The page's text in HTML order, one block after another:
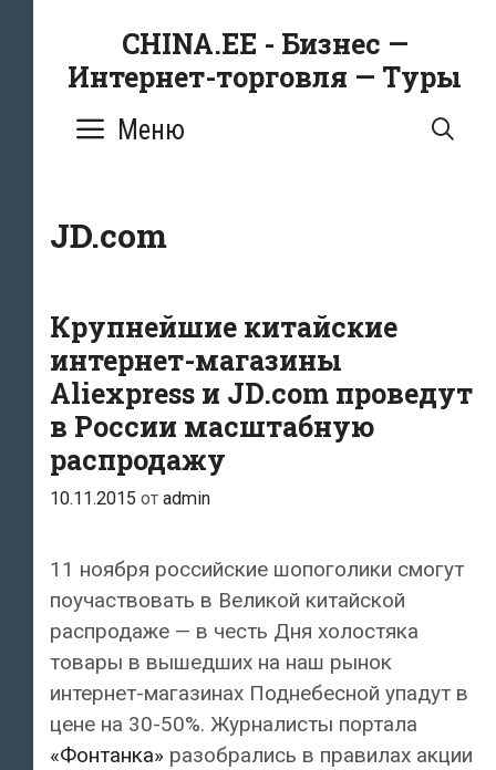
содержимому
CHINA.EE - Бизнес —
Интернет-торговля — Туры
Меню
JD.com
Крупнейшие китайские
интернет-магазины
Aliexpress и JD.com проведут
в России масштабную
распродажу
10.11.2015 от admin
11 ноября российские шопоголики смогут
поучаствовать в Великой китайской
распродаже — в честь Дня холостяка
товары в вышедших на наш рынок
интернет-магазинах Поднебесной упадут в
цене на 30-50%. Журналисты портала
«Фонтанка» разобрались в правилах акции